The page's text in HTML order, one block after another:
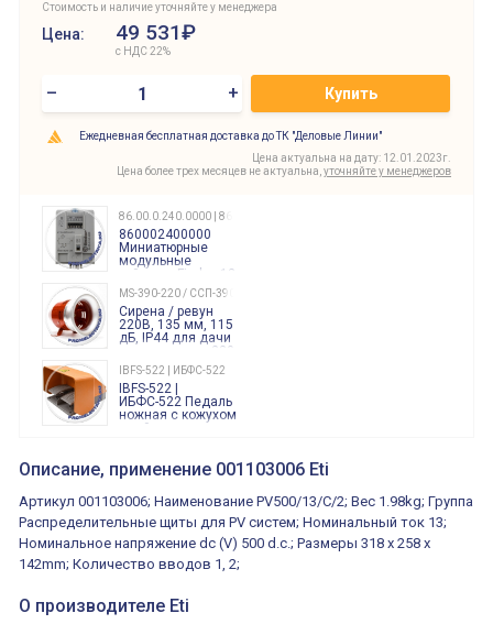
Стоимость и наличие уточняйте у менеджера
Цена: 49 531₽
с НДС 22%
– + Купить
Ежедневная бесплатная доставка до ТК "Деловые Линии"
Цена актуальна на дату: 12.01.2023г.
Цена более трех месяцев не актуальна, уточняйте у менеджеров
86.00.0.240.0000 | 860002400000
860002400000
Миниатюрные
модульные
таймеры Finder, 12-
240 Вольт AC/DC
Finder
86.00.0.240.0000
MS-390-220 / ССП-390 220В
Сирена / ревун
220В, 135 мм, 115
дБ, IP44 для дачи
производства 220
Вольт звук ситены
"пожарная
тревога"
IBFS-522 | ИБФС-522
IBFS-522 |
ИБФС-522 Педаль
ножная с кожухом
двойная,
15Ампер 250В
XVR13M05L
Маячок
оранжевый
230VAC 130мм
ВКН8108
ВКН8108
Концевой
выключатель /
путевой,
алюминиевый
800202300000С | 80 02 0 230 0000 С
Описание, применение 001103006 Eti
Артикул 001103006; Наименование PV500/13/C/2; Вес 1.98kg; Группа
Распределительные щиты для PV систем; Номинальный ток 13;
Номинальное напряжение dc (V) 500 d.c.; Размеры 318 x 258 x
142mm; Количество вводов 1, 2;
О производителе Eti